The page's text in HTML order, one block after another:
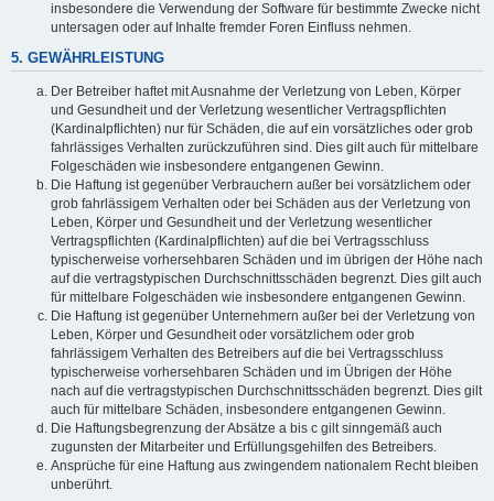
insbesondere die Verwendung der Software für bestimmte Zwecke nicht
untersagen oder auf Inhalte fremder Foren Einfluss nehmen.
5. GEWÄHRLEISTUNG
Der Betreiber haftet mit Ausnahme der Verletzung von Leben, Körper
und Gesundheit und der Verletzung wesentlicher Vertragspflichten
(Kardinalpflichten) nur für Schäden, die auf ein vorsätzliches oder grob
fahrlässiges Verhalten zurückzuführen sind. Dies gilt auch für mittelbare
Folgeschäden wie insbesondere entgangenen Gewinn.
Die Haftung ist gegenüber Verbrauchern außer bei vorsätzlichem oder
grob fahrlässigem Verhalten oder bei Schäden aus der Verletzung von
Leben, Körper und Gesundheit und der Verletzung wesentlicher
Vertragspflichten (Kardinalpflichten) auf die bei Vertragsschluss
typischerweise vorhersehbaren Schäden und im übrigen der Höhe nach
auf die vertragstypischen Durchschnittsschäden begrenzt. Dies gilt auch
für mittelbare Folgeschäden wie insbesondere entgangenen Gewinn.
Die Haftung ist gegenüber Unternehmern außer bei der Verletzung von
Leben, Körper und Gesundheit oder vorsätzlichem oder grob
fahrlässigem Verhalten des Betreibers auf die bei Vertragsschluss
typischerweise vorhersehbaren Schäden und im Übrigen der Höhe
nach auf die vertragstypischen Durchschnittsschäden begrenzt. Dies gilt
auch für mittelbare Schäden, insbesondere entgangenen Gewinn.
Die Haftungsbegrenzung der Absätze a bis c gilt sinngemäß auch
zugunsten der Mitarbeiter und Erfüllungsgehilfen des Betreibers.
Ansprüche für eine Haftung aus zwingendem nationalem Recht bleiben
unberührt.